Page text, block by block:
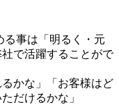
る事は「明るく・元
で活躍することがで
かな」「お客様はど
だけるかな」